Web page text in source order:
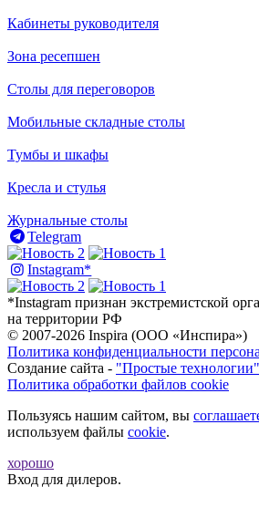
Кабинеты руководителя
Зона ресепшен
Столы для переговоров
Мобильные складные столы
Тумбы и шкафы
Кресла и стулья
Журнальные столы
Telegram
Instagram*
*Instagram признан экстремистской
на территории РФ
© 2007-2026 Inspira (ООО «Инспира»)
Политика конфиденциальности
Создание сайта - "Простые технологии"
Политика обработки файлов cookie
Пользуясь нашим сайтом, вы
используем файлы cookie.
хорошо
Вход для дилеров.